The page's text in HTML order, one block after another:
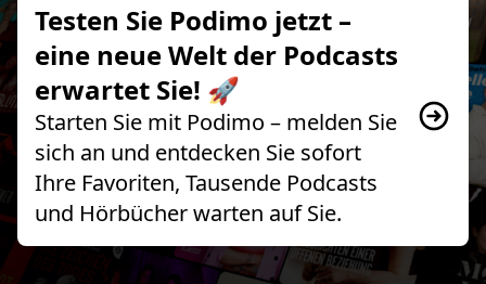
Testen Sie Podimo jetzt –
eine neue Welt der Podcasts
erwartet Sie! 🚀
Starten Sie mit Podimo – melden Sie
sich an und entdecken Sie sofort
Ihre Favoriten, Tausende Podcasts
und Hörbücher warten auf Sie.